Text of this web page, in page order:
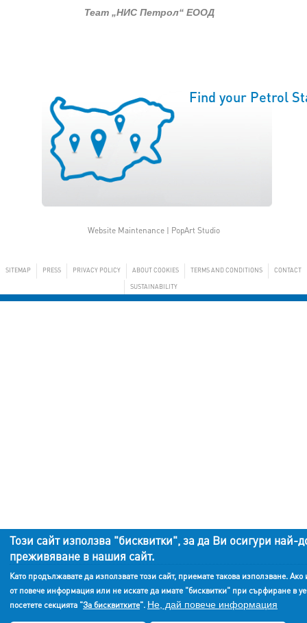
Team „НИС Петрол“ ЕООД
Find your Petrol
Website Maintenance | PopArt Studio
SITEMAP PRESS PRIVACY POLICY ABOUT COOKIES TERMS AND CONDITIONS CONTACT
SUSTAINABILITY
Този сайт използва "бисквитки", за да Ви осигури най-
преживяване в нашия сайт.
Като продължавате да използвате този сайт, приемате такова използване.
от повече информация или не искате да имате "бисквитки" при сърфиране в
посетете секцията "За бисквитките". Не, дай повече информация